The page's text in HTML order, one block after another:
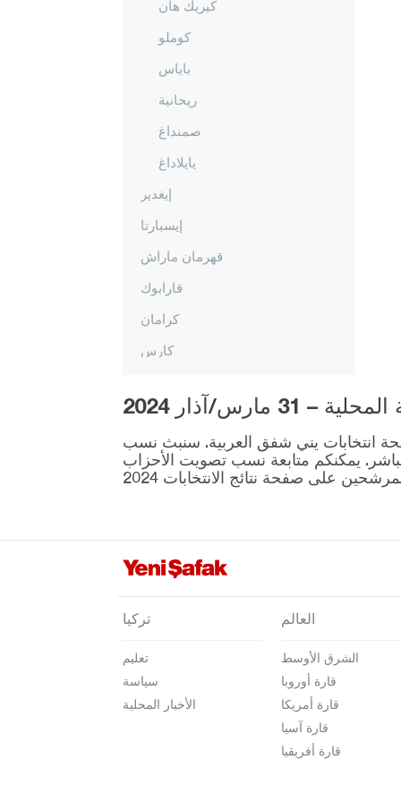
كيريك هان
كوملو
باياس
ريحانية
صمنداغ
يايلاداغ
إيغدير
إيسبارتا
قهرمان ماراش
قارابوك
كرامان
كارس
قيصري
كلّس
كيركالي
قرشهير
قوجه ايلي
قونيا
كوتاهيا
مالاطيا
مارس/آذار 2024
المقرر إجراؤها في 31 مارس موجودة على صفحة انتخابات يني شفق العربية. سنبث نسب
ونتائج الانتخابات بشكل مباشر. يمكنكم متابعة نسب تصويت الأحزاب
تركيا
تعليم
سياسة
الأخبار المحلية
العالم
الشرق الأوسط
قارة أوروبا
قارة أمريكا
قارة آسيا
قارة أفريقيا